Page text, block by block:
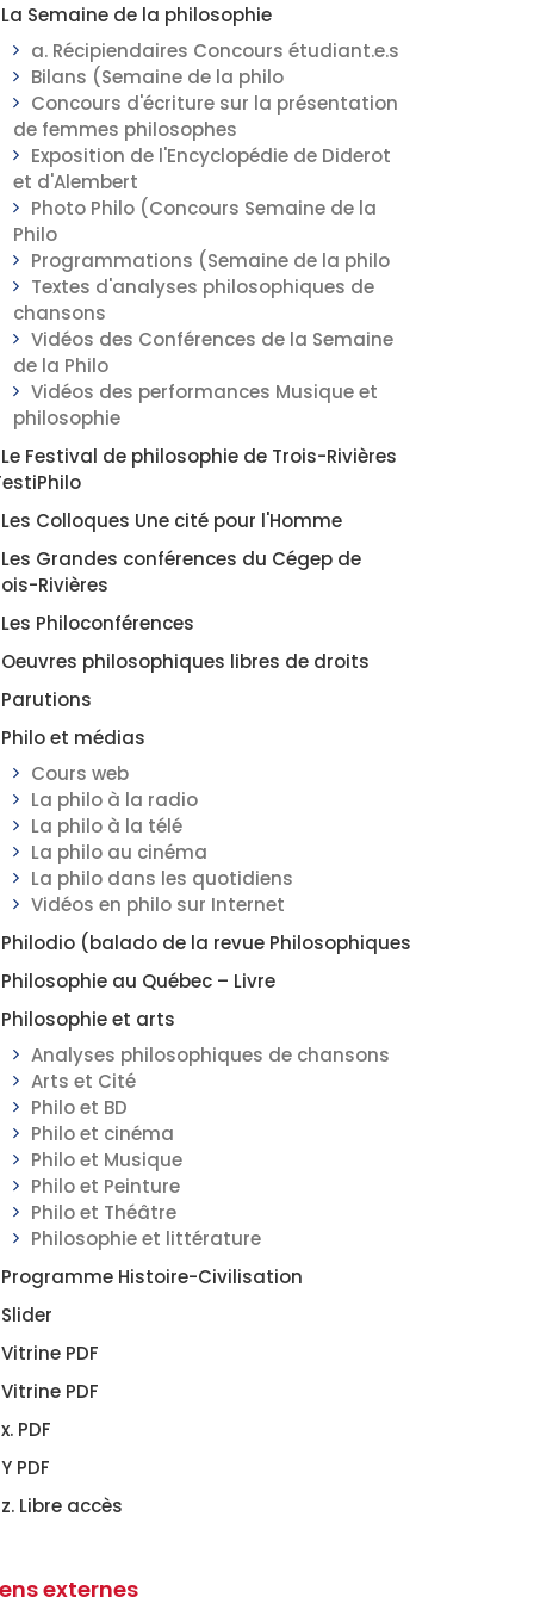
La Semaine de la philosophie
a. Récipiendaires Concours étudiant.e.s
Bilans (Semaine de la philo
Concours d'écriture sur la présentation
de femmes philosophes
Exposition de l'Encyclopédie de Diderot
et d'Alembert
Photo Philo (Concours Semaine de la
Philo
Programmations (Semaine de la philo
Textes d'analyses philosophiques de
chansons
Vidéos des Conférences de la Semaine
de la Philo
Vidéos des performances Musique et
philosophie
Le Festival de philosophie de Trois-Rivières
Les Colloques Une cité pour l'Homme
Les Grandes conférences du Cégep de
Rivières
Les Philoconférences
Oeuvres philosophiques libres de droits
Parutions
Philo et médias
Cours web
La philo à la radio
La philo à la télé
La philo au cinéma
La philo dans les quotidiens
Vidéos en philo sur Internet
Philodio (balado de la revue Philosophiques
Philosophie au Québec – Livre
Philosophie et arts
Analyses philosophiques de chansons
Arts et Cité
Philo et BD
Philo et cinéma
Philo et Musique
Philo et Peinture
Philo et Théâtre
Philosophie et littérature
Programme Histoire-Civilisation
Slider
Vitrine PDF
Vitrine PDF
x. PDF
Y PDF
z. Libre accès
externes